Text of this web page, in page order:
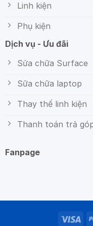
Linh kiện
Phụ kiện
Dịch vụ - Ưu đãi
Sửa chữa Surface
Sữa chữa laptop
Thay thế linh kiện
Thanh toán trả
Fanpage